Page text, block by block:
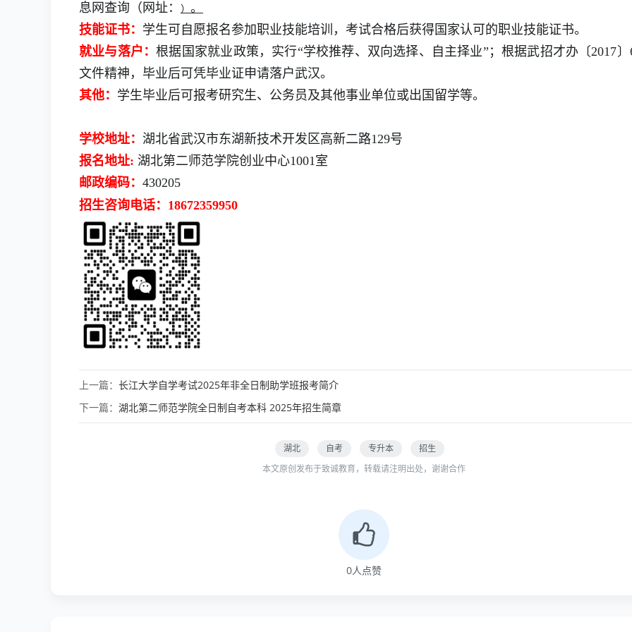
息网查询（网址： ） 。
技能证书： 学生可自愿报名参加职业技能培训，考试合格后获得国家认可的职业技能证书。
就业与落户：根据国家就业政策，实行“学校推荐、双向选择、自主择业”；根据武招才办 〔2017
文件精神，毕业后可凭毕业证申请落户武汉。
其他： 学生毕业后可报考研究生、公务员及其他事业单位或出国留学等。
学校地址： 湖北省武汉市东湖新技术开发区高新二路129号
报名地址: 湖北第二师范学院创业中心1001室
邮政编码： 430205
招生咨询电话： 18672359950
上一篇： 长江大学自学考试2025年非全日制助学班报考简介
下一篇： 湖北第二师范学院全日制自考本科 2025年招生简章
湖北 自考 专升本
招生
本文原创发布于致诚教育，转载请注明出处，谢谢合作
0人点赞